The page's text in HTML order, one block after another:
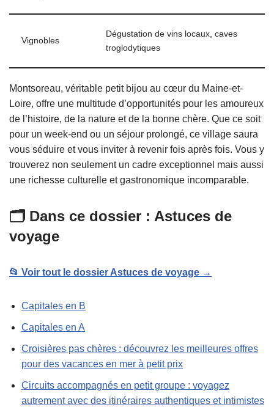
Vignobles
Dégustation de vins locaux, caves
troglodytiques
Montsoreau, véritable petit bijou au cœur du Maine-et-
Loire, offre une multitude d’opportunités pour les amoureux
de l’histoire, de la nature et de la bonne chère. Que ce soit
pour un week-end ou un séjour prolongé, ce village saura
vous séduire et vous inviter à revenir fois après fois. Vous y
trouverez non seulement un cadre exceptionnel mais aussi
une richesse culturelle et gastronomique incomparable.
🗂️ Dans ce dossier : Astuces de
voyage
📂 Voir tout le dossier Astuces de voyage →
Capitales en B
Capitales en A
Croisières pas chères : découvrez les meilleures offres
pour des vacances en mer à petit prix
Circuits accompagnés en petit groupe : voyagez
autrement avec des itinéraires authentiques et intimistes